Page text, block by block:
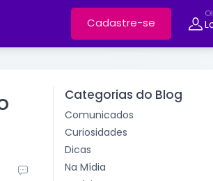
Cadastre-se
Categorias do Blog
Comunicados
Curiosidades
Dicas
Na Mídia